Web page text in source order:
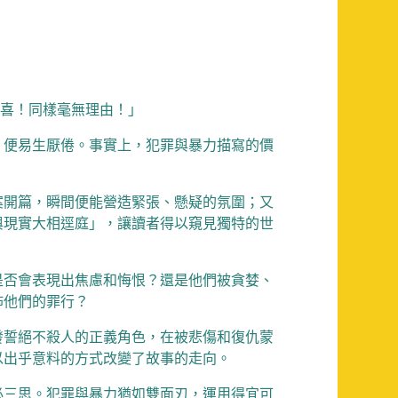
同樣毫無理由！」
易生厭倦。事實上，犯罪與暴力描寫的價
篇，瞬間便能營造緊張、懸疑的氛圍；又
實大相逕庭」，讓讀者得以窺見獨特的世
會表現出焦慮和悔恨？還是他們被貪婪、
們的罪行？
絕不殺人的正義角色，在被悲傷和復仇蒙
乎意料的方式改變了故事的走向。
思。犯罪與暴力猶如雙面刃，運用得宜可